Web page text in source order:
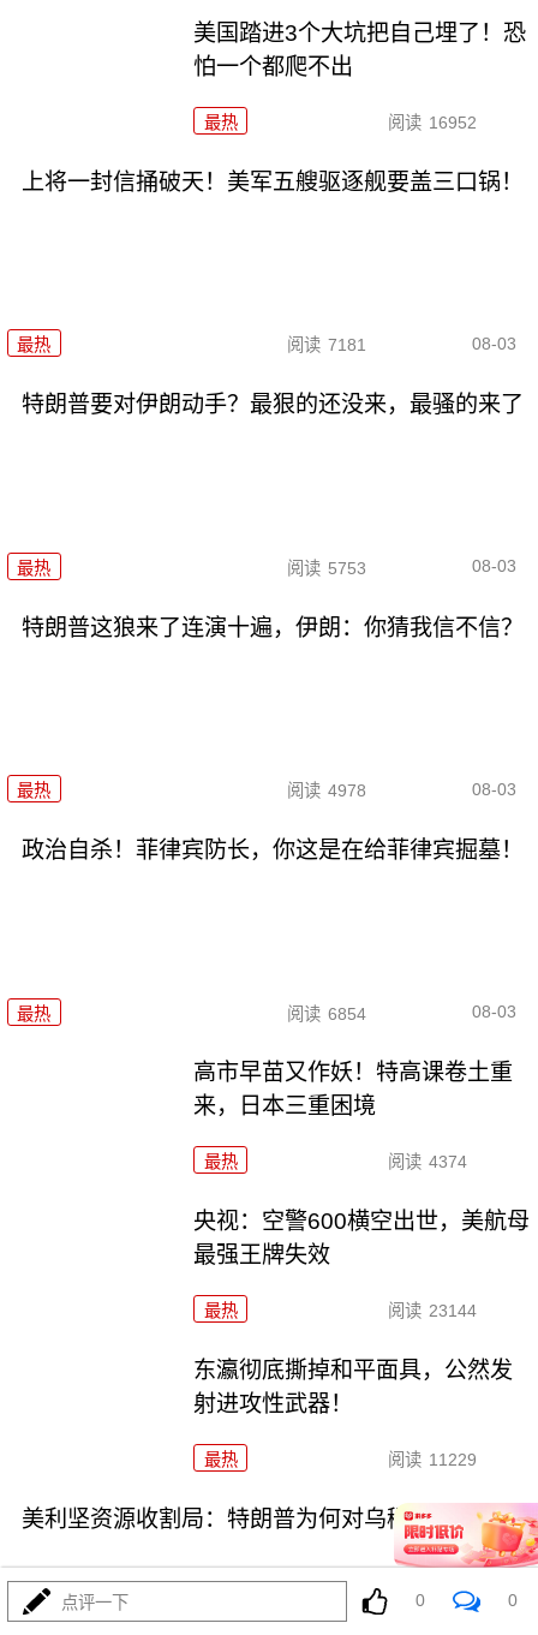
美国踏进3个大坑把自己埋了！恐
怕一个都爬不出
最热 阅读 16952
上将一封信捅破天！美军五艘驱逐舰要盖三口锅！
最热 阅读 7181 08-03
特朗普要对伊朗动手？最狠的还没来，最骚的来了
最热 阅读 5753 08-03
特朗普这狼来了连演十遍，伊朗：你猜我信不信？
最热 阅读 4978 08-03
政治自杀！菲律宾防长，你这是在给菲律宾掘墓！
最热 阅读 6854 08-03
高市早苗又作妖！特高课卷土重
来，日本三重困境
最热 阅读 4374
央视：空警600横空出世，美航母
最强王牌失效
最热 阅读 23144
东瀛彻底撕掉和平面具，公然发
射进攻性武器！
最热 阅读 11229
美利坚资源收割局：特朗普为何对乌稀土\"摊牌\"
点评一下 0 0